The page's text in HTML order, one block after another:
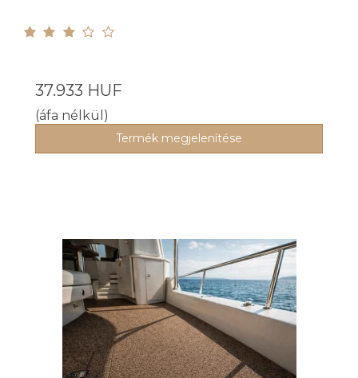
37.933 HUF
(áfa nélkül)
Termék megjelenítése